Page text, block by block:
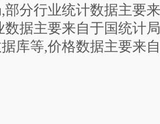
部分行业统计数据主要
数据主要来自于国统计
库等,价格数据主要来